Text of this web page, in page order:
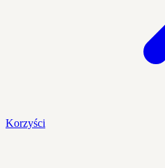
Korzyści